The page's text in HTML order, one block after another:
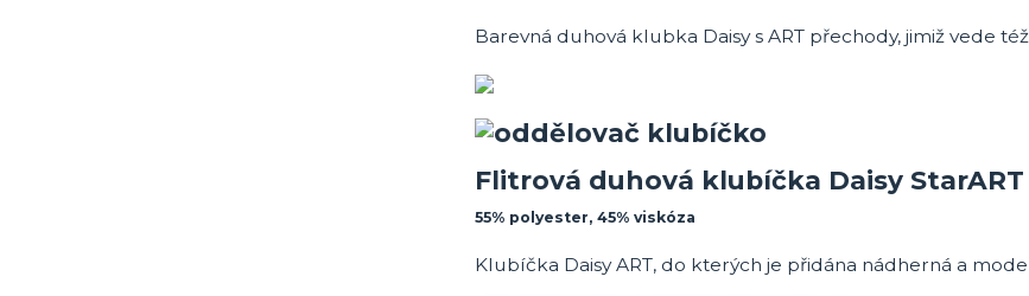
Barevná duhová klubka Daisy s ART přechody, jimiž vede
Flitrová duhová klubíčka Daisy
55% polyester, 45% viskóza
Klubíčka Daisy ART, do kterých je přidána nádherná a